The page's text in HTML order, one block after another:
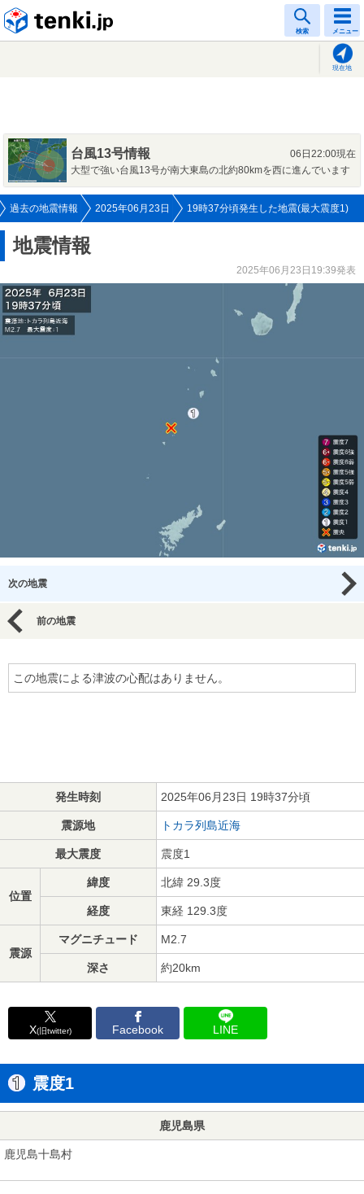
検索 メニュー
現在地
台風13号情報
06日22:00現在
大型で強い台風13号が南大東島の北約80kmを西に進んでいます
過去の地震情報 2025年06月23日 19時37分頃発生した地震(最大震度1)
地震情報
2025年06月23日19:39発表
次の地震
前の地震
この地震による津波の心配はありません。
発生時刻 2025年06月23日 19時37分頃
震源地 トカラ列島近海
最大震度 震度1
位置
緯度 北緯 29.3度
経度 東経 129.3度
震源
マグニチュード M2.7
深さ 約20km
X(旧twitter) Facebook LINE
震度1
鹿児島県
鹿児島十島村